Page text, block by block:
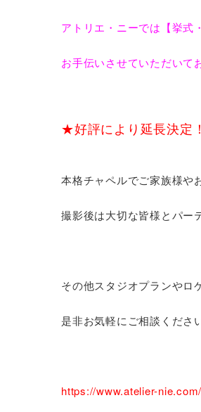
アトリエ・ニーでは【挙式
お手伝いさせていただい
★好評により延長決定
本格チャペルでご家族様や
撮影後は大切な皆様とパー
その他スタジオプランやロ
是非お気軽にご相談くださ
https://www.atelier-